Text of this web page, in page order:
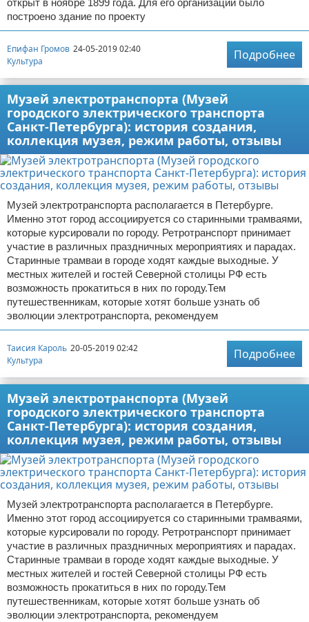
открыт в ноябре 1899 года. Для его организации было
построено здание по проекту
Епифан Громов 24-05-2019 02:40
Культура
Подробнее
Музей электротранспорта (Музей
городского электрического транспорта
Санкт-Петербурга): история создания,
коллекция музея, режим работы, отзывы
Музей электротранспорта располагается в Петербурге.
Именно этот город ассоциируется со старинными трамваями,
которые курсировали по городу. Ретротранспорт принимает
участие в различных праздничных мероприятиях и парадах.
Старинные трамваи в городе ходят каждые выходные. У
местных жителей и гостей Северной столицы РФ есть
возможность прокатиться в них по городу.Тем
путешественникам, которые хотят больше узнать об
эволюции электротранспорта, рекомендуем
Таисия Кароль 20-05-2019 02:42
Культура
Подробнее
Музей электротранспорта (Музей
городского электрического транспорта
Санкт-Петербурга): история создания,
коллекция музея, режим работы, отзывы
Музей электротранспорта располагается в Петербурге.
Именно этот город ассоциируется со старинными трамваями,
которые курсировали по городу. Ретротранспорт принимает
участие в различных праздничных мероприятиях и парадах.
Старинные трамваи в городе ходят каждые выходные. У
местных жителей и гостей Северной столицы РФ есть
возможность прокатиться в них по городу.Тем
путешественникам, которые хотят больше узнать об
эволюции электротранспорта, рекомендуем